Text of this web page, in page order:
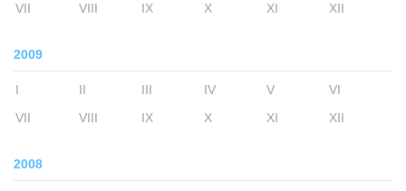
VII
VIII IX X XI XII
2009
I II III IV V
VI
VII
VIII IX X XI XII
2008